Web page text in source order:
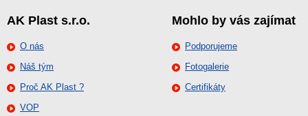
AK Plast s.r.o.
O nás
Náš tým
Proč AK Plast ?
VOP
Mohlo by vás zajímat
Podporujeme
Fotogalerie
Certifikáty